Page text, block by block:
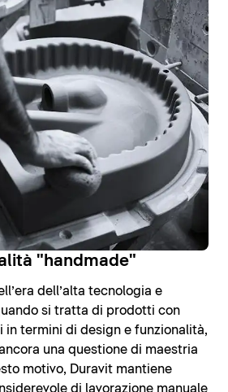
"handmade"
dell’alta tecnologia e
si tratta di prodotti con
in termini di design e funzionalità,
una questione di maestria
motivo, Duravit mantiene
di lavorazione manuale